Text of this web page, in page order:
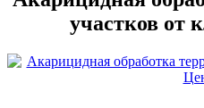
участков от